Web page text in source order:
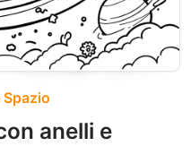
anelli e